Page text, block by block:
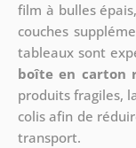
film à bulles
couches
tableaux sont
boîte en carton
produits fragiles,
colis afin de
transport.